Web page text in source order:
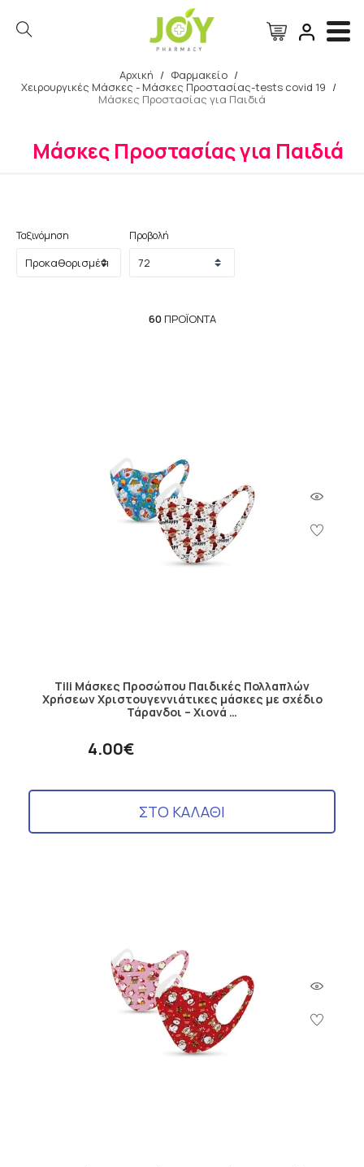
Αναζήτηση
Αρχική / Φαρμακείο /
Χειρουργικές Μάσκες - Μάσκες Προστασίας-tests covid 19 /
Μάσκες Προστασίας για Παιδιά
Μάσκες Προστασίας για Παιδιά
Ταξινόμηση Προβολή
60ΠΡΟΪΌΝΤΑ
Tili Μάσκες Προσώπου Παιδικές Πολλαπλών
Χρήσεων Χριστουγεννιάτικες μάσκες με σχέδιο
Τάρανδοι – Χιονά …
4.00€
ΣΤΟ ΚΑΛΑΘΙ